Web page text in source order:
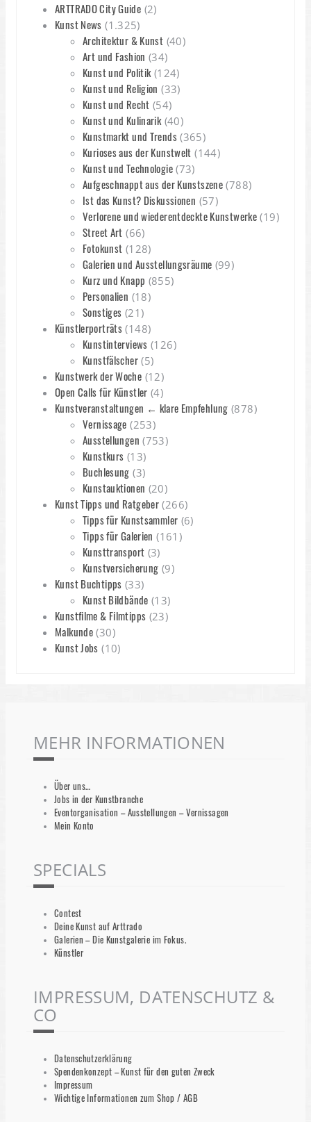
ARTTRADO City Guide (2)
Kunst News (1.325)
Architektur & Kunst (40)
Art und Fashion (34)
Kunst und Politik(124)
Kunst und Religion (33)
Kunst und Recht (54)
Kunst und Kulinarik(40)
Kunstmarkt und Trends(365)
Kurioses aus der Kunstwelt (144)
Kunst und Technologie(73)
Aufgeschnappt aus der Kunstszene (788)
Ist das Kunst? Diskussionen (57)
Verlorene und wiederentdeckte Kunstwerke (19)
Street Art (66)
Fotokunst (128)
Galerien und Ausstellungsräume (99)
Kurz und Knapp (855)
Personalien (18)
Sonstiges (21)
Künstlerporträts (148)
Kunstinterviews (126)
Kunstfälscher(5)
Kunstwerk der Woche (12)
Open Calls für Künstler (4)
Kunstveranstaltungen ← klare Empfehlung (878)
Vernissage (253)
Ausstellungen (753)
Kunstkurs (13)
Buchlesung (3)
Kunstauktionen (20)
Kunst Tipps und Ratgeber (266)
Tipps für Kunstsammler (6)
Tipps für Galerien (161)
Kunsttransport (3)
Kunstversicherung (9)
Kunst Buchtipps (33)
Kunst Bildbände (13)
Kunstfilme & Filmtipps (23)
Malkunde (30)
Kunst Jobs (10)
MEHR INFORMATIONEN
Über uns…
Jobs in der Kunstbranche
Eventorganisation – Ausstellungen – Vernissagen
Mein Konto
SPECIALS
Contest
Deine Kunst auf Arttrado
Galerien – Die Kunstgalerie im Fokus.
Künstler
IMPRESSUM, DATENSCHUTZ &
CO
Datenschutzerklärung
Spendenkonzept – Kunst für den guten Zweck
Impressum
Wichtige Informationen zum Shop / AGB